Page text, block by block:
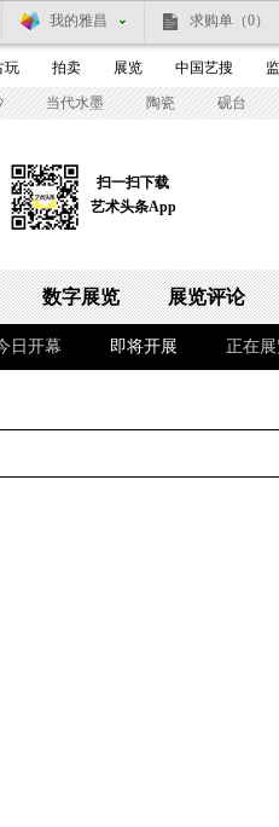
我的雅昌 求购单 （0）
玩 拍卖 展览 中国艺搜
当代水墨 陶瓷 砚台
扫一扫下载
艺术头条App
数字展览 展览评论
日开幕 即将开展 正在